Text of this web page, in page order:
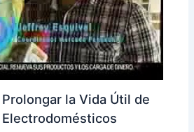
la Vida Útil de